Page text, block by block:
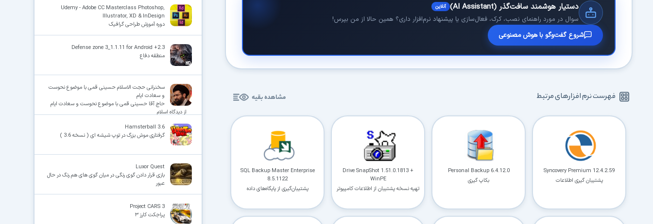
دستیار هوشمند سافت‌گذر (AI Assistant) آنلاین
سوال در مورد راهنمای نصب، کرک، فعال‌سازی یا پیشنهاد نرم‌افزار داری؟ همین حالا از من بپرس!
شروع گفت‌وگو با هوش مصنوعی
فهرست نرم افزارهای مرتبط مشاهده بقیه
Syncovery Premium 12.4.2.59
پشتیبان گیری اطلاعات
Personal Backup 6.4.12.0
بکاپ گیری
Drive SnapShot 1.51.0.1813 +
WinPE
تهیه نسخه پشتیبان از اطلاعات کامپیوتر
SQL Backup Master Enterprise
8.5.1122
پشتیبان‌گیری از پایگاه‌های داده
Udemy - Adobe CC Masterclass Photoshop,
Illustrator, XD & InDesign
دوره آموزش طراحی گرافیک
Defense zone 3_1.1.11 for Android +2.3
منطقه دفاع
سخنرانی حجت الاسلام حسینی قمی با موضوع نحوست
و سعادت ایام
حاج آقا حسینی قمی با موضوع نحوست و سعادت ایام
از دیدگاه اسلام
Hamsterball 3.6
گرفتاری موش بزرگ در توپ شیشه ای ( نسخه 3.6 )
Luxor Quest
بازی قرار دادن گوی رنگی در میان گوی های هم رنگ در حال
عبور
Project CARS 3
پراجکت کارز ۳
✓
حداکثر سرعت پهنای باند:
فقط کمتر از روزی 1,093 تومان (معادل ماهیانه 33,250 تومان در اشتراک یک‌ساله)
قبلاً عضو شدم — ورود به حساب کاربری